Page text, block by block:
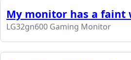
My monitor has a faint
LG32gn600 Gaming Monitor